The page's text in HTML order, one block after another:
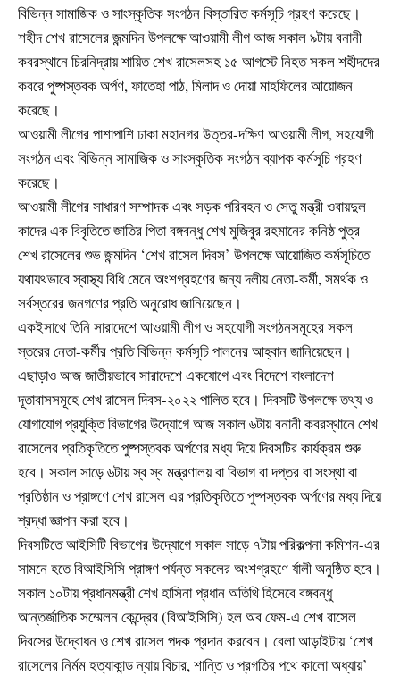
বিভিন্ন সামাজিক ও সাংস্কৃতিক সংগঠন বিস্তারিত কর্মসূচি গ্রহণ করেছে।
শহীদ শেখ রাসেলের জন্মদিন উপলক্ষে আওয়ামী লীগ আজ সকাল ৯টায় বনানী
কবরস্থানে চিরনিদ্রায় শায়িত শেখ রাসেলসহ ১৫ আগস্টে নিহত সকল শহীদদের
কবরে পুষ্পস্তবক অর্পণ, ফাতেহা পাঠ, মিলাদ ও দোয়া মাহফিলের আয়োজন
করেছে।
আওয়ামী লীগের পাশাপাশি ঢাকা মহানগর উত্তর-দক্ষিণ আওয়ামী লীগ, সহযোগী
সংগঠন এবং বিভিন্ন সামাজিক ও সাংস্কৃতিক সংগঠন ব্যাপক কর্মসূচি গ্রহণ
করেছে।
আওয়ামী লীগের সাধারণ সম্পাদক এবং সড়ক পরিবহন ও সেতু মন্ত্রী ওবায়দুল
কাদের এক বিবৃতিতে জাতির পিতা বঙ্গবন্ধু শেখ মুজিবুর রহমানের কনিষ্ঠ পুত্র
শেখ রাসেলের শুভ জন্মদিন ‘শেখ রাসেল দিবস’ উপলক্ষে আয়োজিত কর্মসূচিতে
যথাযথভাবে স্বাস্থ্য বিধি মেনে অংশগ্রহণের জন্য দলীয় নেতা-কর্মী, সমর্থক ও
সর্বস্তরের জনগণের প্রতি অনুরোধ জানিয়েছেন।
একইসাথে তিনি সারাদেশে আওয়ামী লীগ ও সহযোগী সংগঠনসমূহের সকল
স্তরের নেতা-কর্মীর প্রতি বিভিন্ন কর্মসূচি পালনের আহ্বান জানিয়েছেন।
এছাড়াও আজ জাতীয়ভাবে সারাদেশে একযোগে এবং বিদেশে বাংলাদেশ
দূতাবাসসমূহে শেখ রাসেল দিবস-২০২২ পালিত হবে। দিবসটি উপলক্ষে তথ্য ও
যোগাযোগ প্রযুক্তি বিভাগের উদ্যোগে আজ সকাল ৬টায় বনানী কবরস্থানে শেখ
রাসেলের প্রতিকৃতিতে পুষ্পস্তবক অর্পণের মধ্য দিয়ে দিবসটির কার্যক্রম শুরু
হবে। সকাল সাড়ে ৬টায় স্ব স্ব মন্ত্রণালয় বা বিভাগ বা দপ্তর বা সংস্থা বা
প্রতিষ্ঠান ও প্রাঙ্গণে শেখ রাসেল এর প্রতিকৃতিতে পুষ্পস্তবক অর্পণের মধ্য দিয়ে
শ্রদ্ধা জ্ঞাপন করা হবে।
দিবসটিতে আইসিটি বিভাগের উদ্যোগে সকাল সাড়ে ৭টায় পরিকল্পনা কমিশন-এর
সামনে হতে বিআইসিসি প্রাঙ্গণ পর্যন্ত সকলের অংশগ্রহণে র্যালী অনুষ্ঠিত হবে।
সকাল ১০টায় প্রধানমন্ত্রী শেখ হাসিনা প্রধান অতিথি হিসেবে বঙ্গবন্ধু
আন্তর্জাতিক সম্মেলন কেন্দ্রের (বিআইসিসি) হল অব ফেম-এ শেখ রাসেল
দিবসের উদ্বোধন ও শেখ রাসেল পদক প্রদান করবেন। বেলা আড়াইটায় ‘শেখ
রাসেলের নির্মম হত্যাকান্ড ন্যায় বিচার, শান্তি ও প্রগতির পথে কালো অধ্যায়’